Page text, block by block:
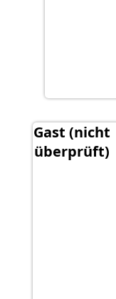
Gast (nicht
überprüft)